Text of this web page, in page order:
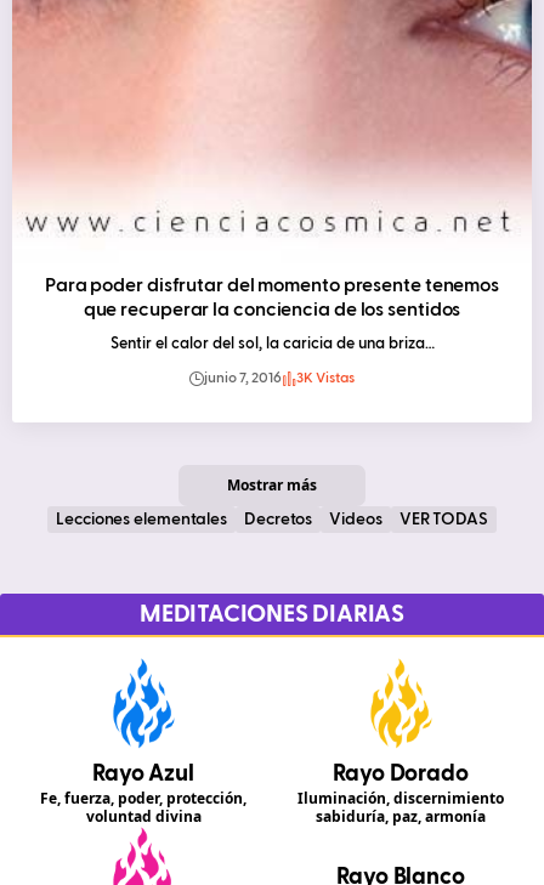
Para poder disfrutar del momento presente tenemos
que recuperar la conciencia de los sentidos
Sentir el calor del sol, la caricia de una briza…
junio 7, 2016 3K Vistas
Mostrar más
Lecciones elementales Decretos Videos VER TODAS
MEDITACIONES DIARIAS
Rayo Azul
Fe, fuerza, poder, protección,
voluntad divina
Rayo Dorado
Iluminación, discernimiento
sabiduría, paz, armonía
Rayo Blanco